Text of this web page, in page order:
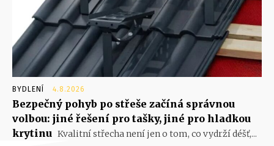
BYDLENÍ 4.8.2026
Bezpečný pohyb po střeše začíná správnou
volbou: jiné řešení pro tašky, jiné pro hladkou
krytinu Kvalitní střecha není jen o tom, co vydrží déšť,...